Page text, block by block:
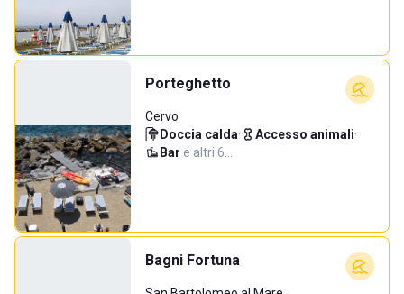
Porteghetto
Cervo
Doccia calda· Accesso animali·
Bar·e altri 6…
Bagni Fortuna